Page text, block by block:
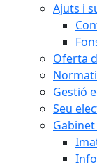
Ajuts i
Oferta
Gestió
Seu